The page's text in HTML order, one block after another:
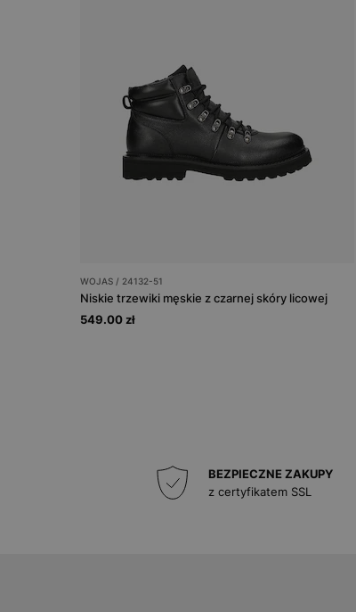
WOJAS / 24132-51
Niskie trzewiki męskie z czarnej skóry licowej
549.00 zł
BEZPIECZNE ZAKUPY
z certyfikatem SSL